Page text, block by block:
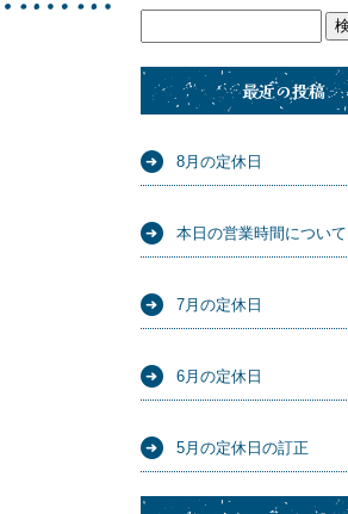
最近の投稿
8月の定休日
本日の営業時間について
7月の定休日
6月の定休日
5月の定休日の訂正